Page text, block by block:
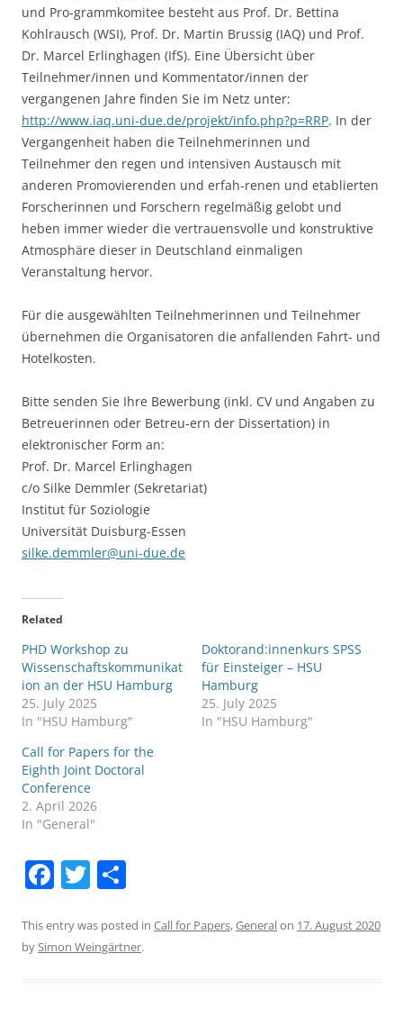
und Pro-grammkomitee besteht aus Prof. Dr. Bettina
Kohlrausch (WSI), Prof. Dr. Martin Brussig (IAQ) und Prof.
Dr. Marcel Erlinghagen (IfS). Eine Übersicht über
Teilnehmer/innen und Kommentator/innen der
vergangenen Jahre finden Sie im Netz unter:
http://www.iaq.uni-due.de/projekt/info.php?p=RRP. In der
Vergangenheit haben die Teilnehmerinnen und
Teilnehmer den regen und intensiven Austausch mit
anderen Promovierenden und erfah-renen und etablierten
Forscherinnen und Forschern regelmäßig gelobt und
heben immer wieder die vertrauensvolle und konstruktive
Atmosphäre dieser in Deutschland einmaligen
Veranstaltung hervor.
Für die ausgewählten Teilnehmerinnen und Teilnehmer
übernehmen die Organisatoren die anfallenden Fahrt- und
Hotelkosten.
Bitte senden Sie Ihre Bewerbung (inkl. CV und Angaben zu
Betreuerinnen oder Betreu-ern der Dissertation) in
elektronischer Form an:
Prof. Dr. Marcel Erlinghagen
c/o Silke Demmler (Sekretariat)
Institut für Soziologie
Universität Duisburg-Essen
silke.demmler@uni-due.de
Related
PHD Workshop zu
Wissenschaftskommunikat
ion an der HSU Hamburg
25. July 2025
In "HSU Hamburg"
Doktorand:innenkurs SPSS
für Einsteiger – HSU
Hamburg
25. July 2025
In "HSU Hamburg"
Call for Papers for the
Eighth Joint Doctoral
Conference
2. April 2026
In "General"
F
c
e
T
itt
er
ar
e
This entry was posted in Call for Papers,Generalon 17. August 2020
bySimon Weingärtner.